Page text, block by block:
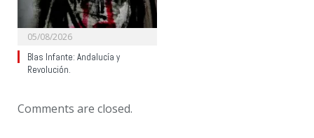
05/08/2026
Blas Infante: Andalucía y
Revolución.
Comments are closed.